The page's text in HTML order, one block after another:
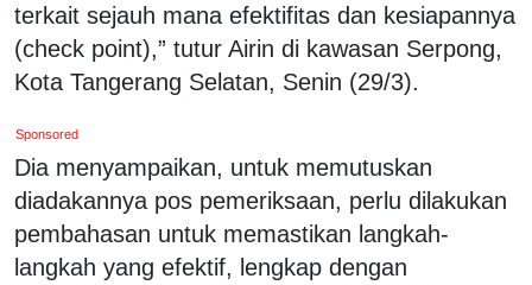
terkait sejauh mana efektifitas dan kesiapannya
(check point),” tutur Airin di kawasan Serpong,
Kota Tangerang Selatan, Senin (29/3).
Sponsored
Dia menyampaikan, untuk memutuskan
diadakannya pos pemeriksaan, perlu dilakukan
pembahasan untuk memastikan langkah-
langkah yang efektif, lengkap dengan